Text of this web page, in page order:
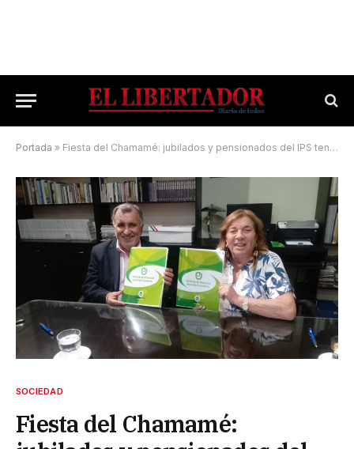
Portada » Fiesta del Chamamé: jubilados y pensionados del IPS tendrán descuento en las entradas
SOCIEDAD
Fiesta del Chamamé: